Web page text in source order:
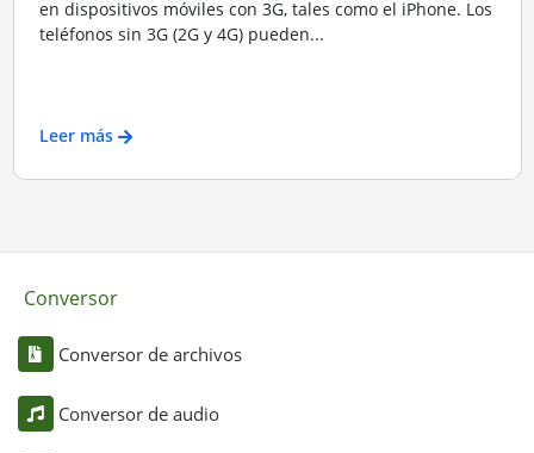
en dispositivos móviles con 3G, tales como el iPhone. Los
teléfonos sin 3G (2G y 4G) pueden...
Leer más
Conversor
Conversor de archivos
Conversor de audio